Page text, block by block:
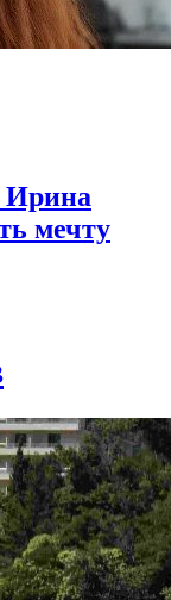
Ирина
мечту